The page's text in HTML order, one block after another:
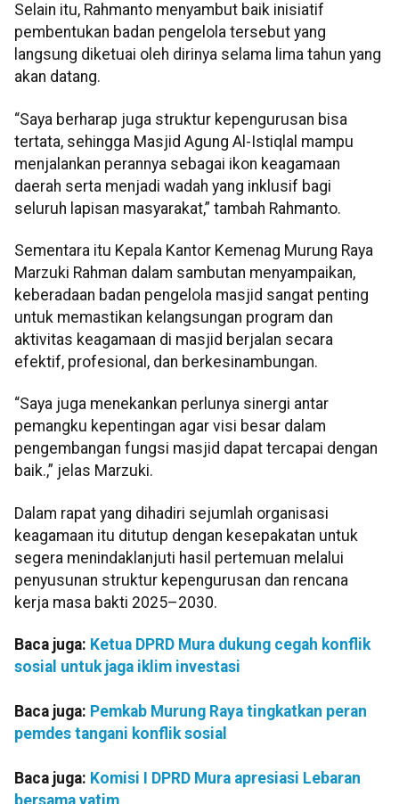
Selain itu, Rahmanto menyambut baik inisiatif
pembentukan badan pengelola tersebut yang
langsung diketuai oleh dirinya selama lima tahun yang
akan datang.
“Saya berharap juga struktur kepengurusan bisa
tertata, sehingga Masjid Agung Al-Istiqlal mampu
menjalankan perannya sebagai ikon keagamaan
daerah serta menjadi wadah yang inklusif bagi
seluruh lapisan masyarakat,” tambah Rahmanto.
Sementara itu Kepala Kantor Kemenag Murung Raya
Marzuki Rahman dalam sambutan menyampaikan,
keberadaan badan pengelola masjid sangat penting
untuk memastikan kelangsungan program dan
aktivitas keagamaan di masjid berjalan secara
efektif, profesional, dan berkesinambungan.
“Saya juga menekankan perlunya sinergi antar
pemangku kepentingan agar visi besar dalam
pengembangan fungsi masjid dapat tercapai dengan
baik.,” jelas Marzuki.
Dalam rapat yang dihadiri sejumlah organisasi
keagamaan itu ditutup dengan kesepakatan untuk
segera menindaklanjuti hasil pertemuan melalui
penyusunan struktur kepengurusan dan rencana
kerja masa bakti 2025–2030.
Baca juga: Ketua DPRD Mura dukung cegah konflik
sosial untuk jaga iklim investasi
Baca juga: Pemkab Murung Raya tingkatkan peran
pemdes tangani konflik sosial
Baca juga: Komisi I DPRD Mura apresiasi Lebaran